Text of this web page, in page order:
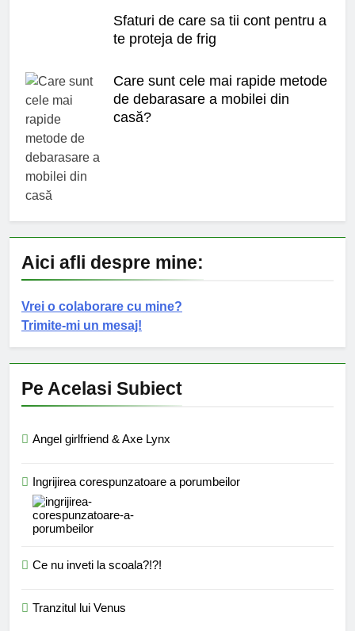
Sfaturi de care sa tii cont pentru a
te proteja de frig
Care sunt cele mai rapide metode
de debarasare a mobilei din
casă?
Aici afli despre mine:
Vrei o colaborare cu mine?
Trimite-mi un mesaj!
Pe Acelasi Subiect
Angel girlfriend & Axe Lynx
Ingrijirea corespunzatoare a porumbeilor
Ce nu inveti la scoala?!?!
Tranzitul lui Venus